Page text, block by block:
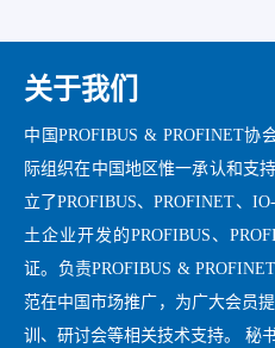
关于我们
中国PROFIBUS & PROFINET协
际组织在中国地区惟一承认和支
立了PROFIBUS、PROFINET、
土企业开发的PROFIBUS、
证。负责PROFIBUS &
范在中国市场推广，为广大会员
训、研讨会等相关技术支持。 秘